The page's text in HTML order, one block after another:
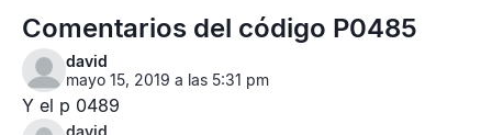
Comentarios del código P0485
david
mayo 15, 2019 a las 5:31 pm
Y el p 0489
david